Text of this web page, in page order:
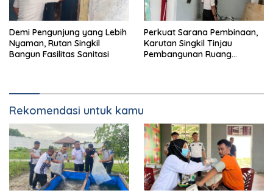
Demi Pengunjung yang Lebih
Nyaman, Rutan Singkil
Bangun Fasilitas Sanitasi
Perkuat Sarana Pembinaan,
Karutan Singkil Tinjau
Pembangunan Ruang
Rekomendasi untuk kamu